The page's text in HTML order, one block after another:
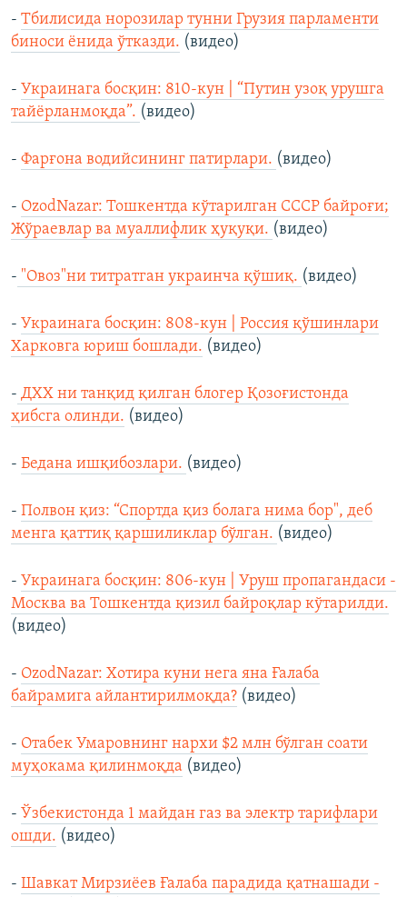
- Тбилисида норозилар тунни Грузия парламенти
биноси ёнида ўтказди. (видео)
- Украинага босқин: 810-кун | “Путин узоқ урушга
тайёрланмоқда”. (видео)
- Фарғона водийсининг патирлари. (видео)
- OzodNazar: Тошкентда кўтарилган СССР байроғи;
Жўраевлар ва муаллифлик ҳуқуқи. (видео)
- "Овоз"ни титратган украинча қўшиқ. (видео)
- Украинага босқин: 808-кун | Россия қўшинлари
Харковга юриш бошлади. (видео)
- ДХХ ни танқид қилган блогер Қозоғистонда
ҳибсга олинди. (видео)
- Бедана ишқибозлари. (видео)
- Полвон қиз: “Спортда қиз болага нима бор", деб
менга қаттиқ қаршиликлар бўлган. (видео)
- Украинага босқин: 806-кун | Уруш пропагандаси -
Москва ва Тошкентда қизил байроқлар кўтарилди.
(видео)
- OzodNazar: Хотира куни нега яна Ғалаба
байрамига айлантирилмоқда? (видео)
- Отабек Умаровнинг нархи $2 млн бўлган соати
муҳокама қилинмоқда (видео)
- Ўзбекистонда 1 майдан газ ва электр тарифлари
ошди. (видео)
- Шавкат Мирзиёев Ғалаба парадида қатнашади -